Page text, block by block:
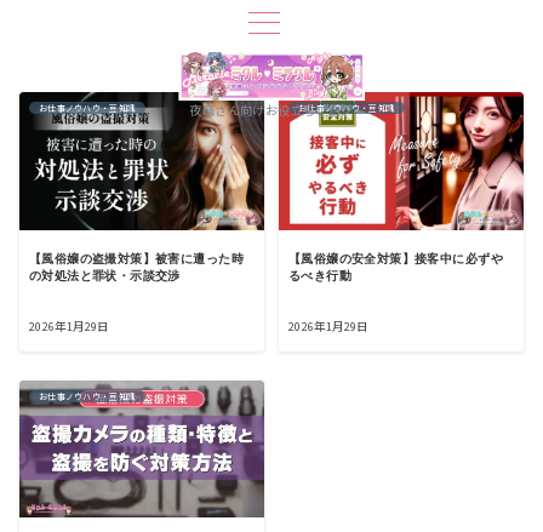
夜職さん向けお役立ちブログ
お仕事ノウハウ・豆知識
【風俗嬢の盗撮対策】被害に遭った時
の対処法と罪状・示談交渉
2026年1月29日
お仕事ノウハウ・豆知識
【風俗嬢の安全対策】接客中に必ずや
るべき行動
2026年1月29日
お仕事ノウハウ・豆知識